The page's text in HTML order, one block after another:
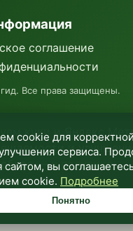
куки и Яндекс
и
—в политике
.
Понятно
соглашение
Все права защищены.
cookie для
сервиса.
сайтом, вы
cookie. Подробнее
Понятно